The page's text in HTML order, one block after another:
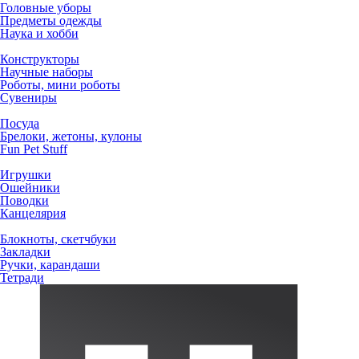
Головные уборы
Предметы одежды
Наука и хобби
Конструкторы
Научные наборы
Роботы, мини роботы
Сувениры
Посуда
Брелоки, жетоны, кулоны
Fun Pet Stuff
Игрушки
Ошейники
Поводки
Канцелярия
Блокноты, скетчбуки
Закладки
Ручки, карандаши
Тетради